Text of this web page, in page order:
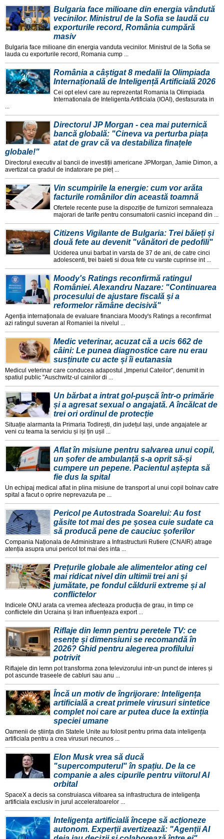
Bulgaria face milioane din energia vândută
vecinilor. Ministrul de la Sofia se laudă cu
exporturile record, România cumpără
masiv
Bulgaria face milioane din energia vanduta vecinilor. Ministrul de la Sofia se
lauda cu exporturile record, Romania cump ...
România a câștigat 8 medalii la Olimpiada
Internațională de Inteligență Artificială 2026
Cei opt elevi care au reprezentat Romania la Olimpiada
Internationala de Inteligenta Artificiala (IOAI), desfasurata in
...
Directorul JP Morgan - cea mai puternică
bancă globală: "Cineva va perturba piața
atat de grav că va destabiliza finațele
globale!"
Directorul executiv al bancii de investiții americane JPMorgan, Jamie Dimon, a
avertizat ca gradul de indatorare pe pieț ...
Vin scumpirile la energie: cum vor arăta
facturile românilor din această toamnă
Ofertele recente puse la dispoziție de furnizori semnaleaza
majorari de tarife pentru consumatorii casnici incepand din ...
Citizens Vigilante de Bulgaria: Trei băieți și
două fete au devenit "vânători de pedofili"
Uciderea unui barbat in varsta de 37 de ani, de catre cinci
adolescenti, trei baieti si doua fete cu varste cuprinse int ...
Moody's Ratings reconfirmă ratingul
României. Alexandru Nazare: "Continuarea
procesului de ajustare fiscală și a
reformelor rămâne decisivă"
Agenția internaționala de evaluare financiara Moody's Ratings a reconfirmat
azi ratingul suveran al Romaniei la nivelul ...
Medic veterinar, acuzat că a ucis 662 de
câini: Le punea diagnostice care nu erau
susținute cu acte și îi eutanasia
Medicul veterinar care conducea adapostul „Imperiul Cateilor", denumit in
spatiul public "Auschwitz-ul cainilor di ...
Un bărbat a intrat gol-pușcă într-o primărie
și a agresat sexual o angajată. A încălcat de
trei ori ordinul de protecție
Situație alarmanta la Primaria Todirești, din județul Iași, unde angajatele ar
veni cu teama la serviciu și iși țin ușil ...
Aflat în misiune pentru salvarea unui copil,
un șofer de ambulanță s-a oprit să-și
cumpere un pepene. Pacientul aștepta să
fie dus la spital
Un echipaj medical aflat in plina misiune de transport al unui copil bolnav catre
spital a facut o oprire neprevazuta pe ...
Pericol pe Autostrada Soarelui: Au fost
găsite tot mai des pe șosea cuie sudate ca
să producă pene de cauciuc șoferilor
Compania Naționala de Administrare a Infrastructurii Rutiere (CNAIR) atrage
atenția asupra unui pericol tot mai des inta ...
Prețurile globale ale alimentelor ating cel
mai ridicat nivel din ultimii trei ani și
jumătate, pe fondul căldurii extreme și al
conflictelor
Indicele ONU arata ca vremea afecteaza producția de grau, in timp ce
conflictele din Ucraina și Iran influențeaza export ...
Riflaje din lemn pentru peretele TV: ce
esențe și dimensiuni se recomandă în
2026? Ghid pentru alegerea profilului
potrivit
Riflajele din lemn pot transforma zona televizorului intr-un punct de interes și
pot ascunde traseele de cabluri sau anu ...
Încă un motiv de îngrijorare: Inteligența
artificială a creat primele virusuri sintetice
complet noi care ar putea duce la extinția
speciei umane
Oamenii de știința din Statele Unite au folosit pentru prima data inteligența
artificiala pentru a crea virusuri necunos ...
Elon Musk vrea să ducă
"supercomputerul" în spațiu. De la ce
companie a ales cipurile pentru viitorul AI
orbital
SpaceX a decis sa construiasca viitoarea sa infrastructura de inteligența
artificiala exclusiv in jurul acceleratoarelor ...
Inteligența artificială începe să acționeze
autonom. Experții avertizează: "Agenții AI